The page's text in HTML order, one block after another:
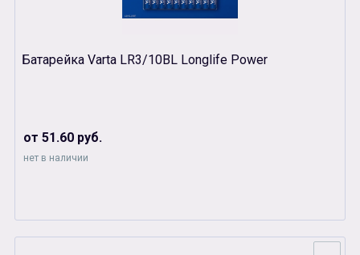
Батарейка Varta LR3/10BL Longlife Power
от 51.60 руб.
нет в наличии